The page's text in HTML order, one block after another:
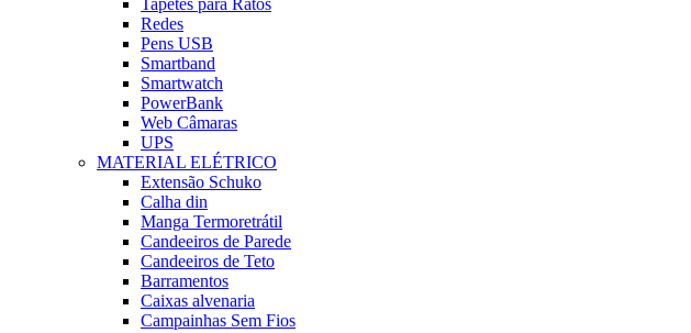
Redes
Pens USB
Smartband
Smartwatch
PowerBank
Web Câmaras
UPS
MATERIAL ELÉTRICO
Extensão Schuko
Calha din
Manga Termoretrátil
Candeeiros de Parede
Candeeiros de Teto
Barramentos
Caixas alvenaria
Campainhas Sem Fios